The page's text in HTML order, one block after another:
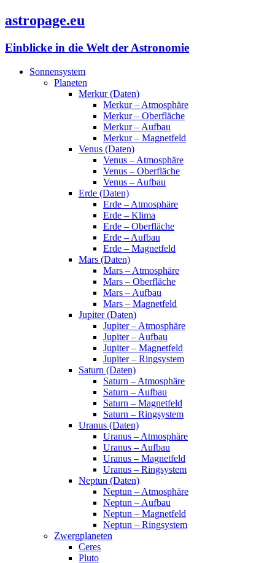
astropage.eu
Einblicke in die Welt der Astronomie
Sonnensystem
Planeten
Merkur (Daten)
Merkur – Atmosphäre
Merkur – Oberfläche
Merkur – Aufbau
Merkur – Magnetfeld
Venus (Daten)
Venus – Atmosphäre
Venus – Oberfläche
Venus – Aufbau
Erde (Daten)
Erde – Atmosphäre
Erde – Klima
Erde – Oberfläche
Erde – Aufbau
Erde – Magnetfeld
Mars (Daten)
Mars – Atmosphäre
Mars – Oberfläche
Mars – Aufbau
Mars – Magnetfeld
Jupiter (Daten)
Jupiter – Atmosphäre
Jupiter – Aufbau
Jupiter – Magnetfeld
Jupiter – Ringsystem
Saturn (Daten)
Saturn – Atmosphäre
Saturn – Aufbau
Saturn – Magnetfeld
Saturn – Ringsystem
Uranus (Daten)
Uranus – Atmosphäre
Uranus – Aufbau
Uranus – Magnetfeld
Uranus – Ringsystem
Neptun (Daten)
Neptun – Atmosphäre
Neptun – Aufbau
Neptun – Magnetfeld
Neptun – Ringsystem
Zwergplaneten
Ceres
Pluto